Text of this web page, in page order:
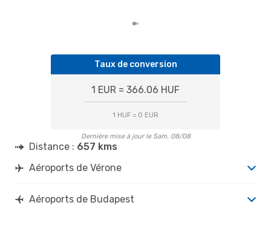
Taux de conversion
1 EUR = 366.06 HUF
1 HUF = 0 EUR
Dernière mise à jour le Sam. 08/08
Distance : 657 kms
Aéroports de Vérone
Aéroports de Budapest